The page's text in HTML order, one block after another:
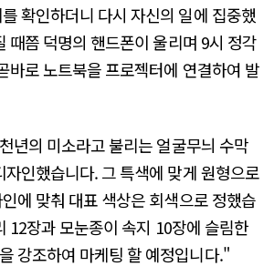
확인하더니 다시 자신의 일에 집중했
때쯤 덕명의 핸드폰이 울리며 9시 정각
바로 노트북을 프로젝터에 연결하여 발
년의 미소라고 불리는 얼굴무늬 수막
자인했습니다. 그 특색에 맞게 원형으로
에 맞춰 대표 색상은 회색으로 정했습
12장과 모눈종이 속지 10장에 슬림한
강조하여 마케팅 할 예정입니다."